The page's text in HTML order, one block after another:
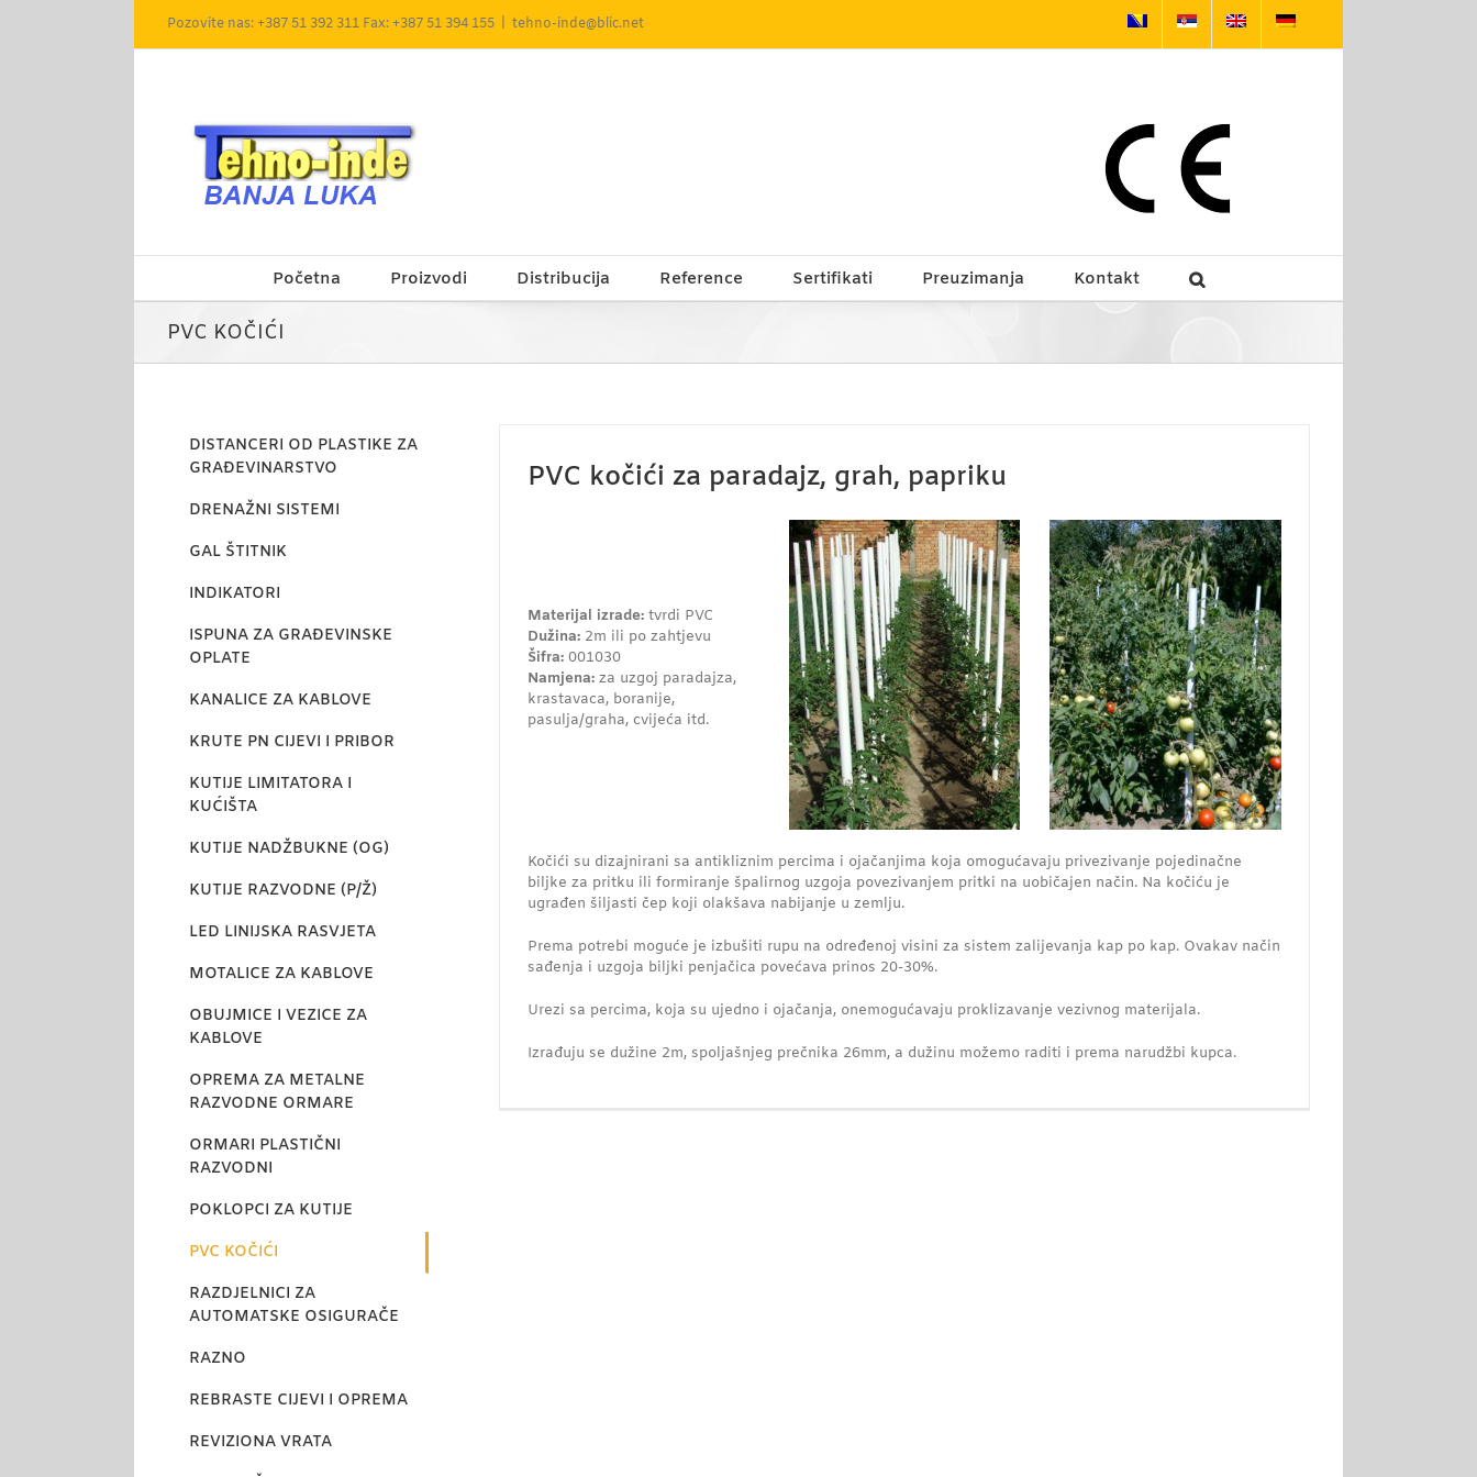
Pozovite nas: +387 51 392 311 Fax: +387 51 394 155 tehno-inde@blic.net
Početna Proizvodi Distribucija Reference Sertifikati Preuzimanja Kontakt
PVC KOČIĆI
PVC kočići za paradajz, grah, papriku
Materijal izrade:tvrdi PVC
Dužina:2m ili po zahtjevu
Šifra:001030
Namjena:za uzgoj paradajza,
krastavaca, boranije,
pasulja/graha, cvijeća itd.
Kočići su dizajnirani sa antikliznim percima i ojačanjima koja omogućavaju privezivanje pojedinačne
biljke za pritku ili formiranje špalirnog uzgoja povezivanjem pritki na uobičajen način. Na kočiću je
ugrađen šiljasti čep koji olakšava nabijanje u zemlju.
Prema potrebi moguće je izbušiti rupu na određenoj visini za sistem zalijevanja kap po kap. Ovakav način
sađenja i uzgoja biljki penjačica povećava prinos 20-30%.
Urezi sa percima, koja su ujedno i ojačanja, onemogućavaju proklizavanje vezivnog materijala.
Izrađuju se dužine 2m, spoljašnjeg prečnika 26mm, a dužinu možemo raditi i prema narudžbi kupca.
DISTANCERI OD PLASTIKE ZA
GRAĐEVINARSTVO
DRENAŽNI SISTEMI
GAL ŠTITNIK
INDIKATORI
ISPUNA ZA GRAĐEVINSKE
OPLATE
KANALICE ZA KABLOVE
KRUTE PN CIJEVI I PRIBOR
KUTIJE LIMITATORA I
KUĆIŠTA
KUTIJE NADŽBUKNE (OG)
KUTIJE RAZVODNE (P/Ž)
LED LINIJSKA RASVJETA
MOTALICE ZA KABLOVE
OBUJMICE I VEZICE ZA
KABLOVE
OPREMA ZA METALNE
RAZVODNE ORMARE
ORMARI PLASTIČNI
RAZVODNI
POKLOPCI ZA KUTIJE
PVC KOČIĆI
RAZDJELNICI ZA
AUTOMATSKE OSIGURAČE
RAZNO
REBRASTE CIJEVI I OPREMA
REVIZIONA VRATA